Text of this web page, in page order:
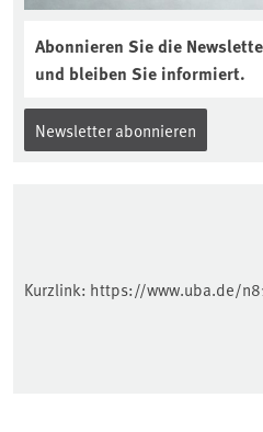
Abonnieren Sie die
und bleiben Sie informiert.
Newsletter abonnieren
Kurzlink: https://www.uba.de/